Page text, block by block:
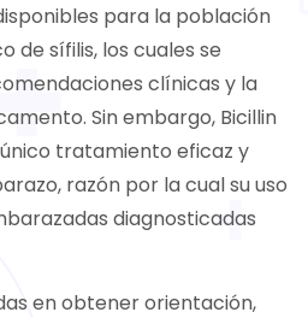
para la población
de sífilis, los cuales se
clínicas y la
Sin embargo, Bicillin
tratamiento eficaz y
razón por la cual su uso
diagnosticadas
en obtener orientación,